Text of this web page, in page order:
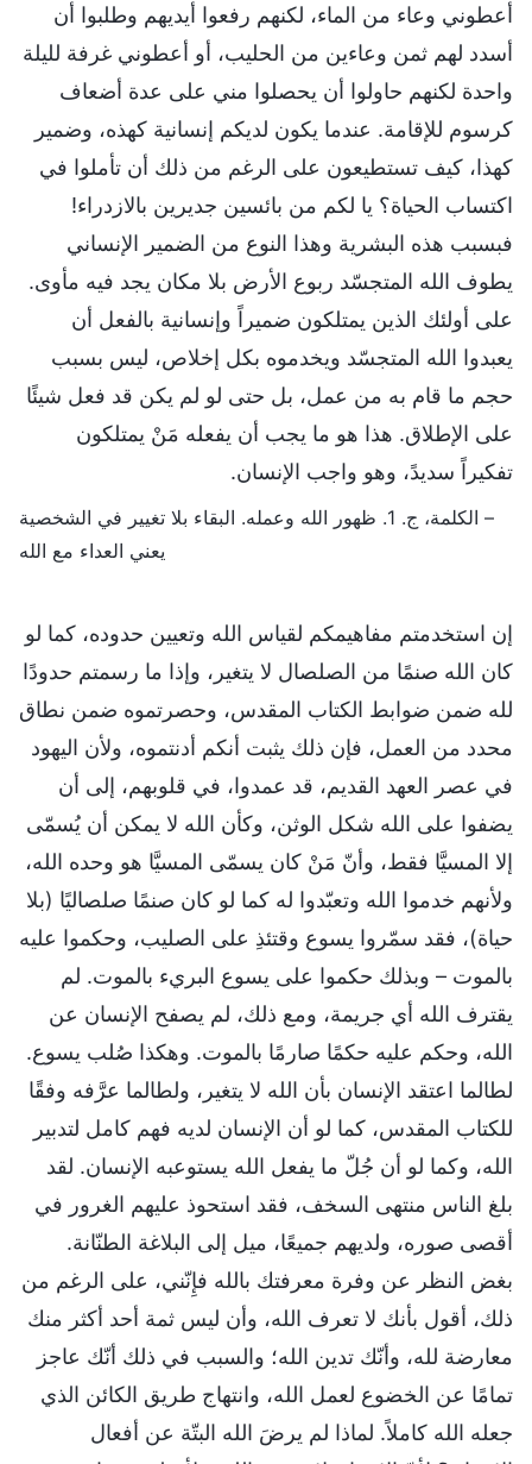
أعطوني وعاء من الماء، لكنهم رفعوا أيديهم وطلبوا أن
أسدد لهم ثمن وعاءين من الحليب، أو أعطوني غرفة لليلة
واحدة لكنهم حاولوا أن يحصلوا مني على عدة أضعاف
كرسوم للإقامة. عندما يكون لديكم إنسانية كهذه، وضمير
كهذا، كيف تستطيعون على الرغم من ذلك أن تأملوا في
اكتساب الحياة؟ يا لكم من بائسين جديرين بالازدراء!
فبسبب هذه البشرية وهذا النوع من الضمير الإنساني
يطوف الله المتجسّد ربوع الأرض بلا مكان يجد فيه مأوى.
على أولئك الذين يمتلكون ضميراً وإنسانية بالفعل أن
يعبدوا الله المتجسّد ويخدموه بكل إخلاص، ليس بسبب
حجم ما قام به من عمل، بل حتى لو لم يكن قد فعل شيئًا
على الإطلاق. هذا هو ما يجب أن يفعله مَنْ يمتلكون
تفكيراً سديدً، وهو واجب الإنسان.
– الكلمة، ج. 1. ظهور الله وعمله. البقاء بلا تغيير في الشخصية
يعني العداء مع الله
إن استخدمتم مفاهيمكم لقياس الله وتعيين حدوده، كما لو
كان الله صنمًا من الصلصال لا يتغير، وإذا ما رسمتم حدودًا
لله ضمن ضوابط الكتاب المقدس، وحصرتموه ضمن نطاق
محدد من العمل، فإن ذلك يثبت أنكم أدنتموه، ولأن اليهود
في عصر العهد القديم، قد عمدوا، في قلوبهم، إلى أن
يضفوا على الله شكل الوثن، وكأن الله لا يمكن أن يُسمّى
إلا المسيَّا فقط، وأنّ مَنْ كان يسمّى المسيَّا هو وحده الله،
ولأنهم خدموا الله وتعبّدوا له كما لو كان صنمًا صلصاليًا (بلا
حياة)، فقد سمّروا يسوع وقتئذِ على الصليب، وحكموا عليه
بالموت – وبذلك حكموا على يسوع البريء بالموت. لم
يقترف الله أي جريمة، ومع ذلك، لم يصفح الإنسان عن
الله، وحكم عليه حكمًا صارمًا بالموت. وهكذا صُلب يسوع.
لطالما اعتقد الإنسان بأن الله لا يتغير، ولطالما عرَّفه وفقًا
للكتاب المقدس، كما لو أن الإنسان لديه فهم كامل لتدبير
الله، وكما لو أن جُلّ ما يفعل الله يستوعبه الإنسان. لقد
بلغ الناس منتهى السخف، فقد استحوذ عليهم الغرور في
أقصى صوره، ولديهم جميعًا، ميل إلى البلاغة الطنّانة.
بغض النظر عن وفرة معرفتك بالله فإِنّني، على الرغم من
ذلك، أقول بأنك لا تعرف الله، وأن ليس ثمة أحد أكثر منك
معارضة لله، وأنّك تدين الله؛ والسبب في ذلك أنّك عاجز
تمامًا عن الخضوع لعمل الله، وانتهاج طريق الكائن الذي
جعله الله كاملاً. لماذا لم يرضَ الله البتّة عن أفعال